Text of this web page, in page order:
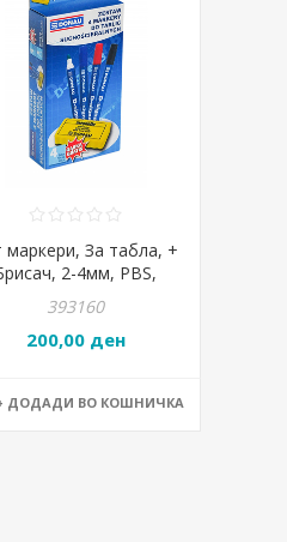
маркери, За табла, +
2-4мм, PBS,
Микс бои
393160
200,00 ден
ДОДАДИ ВО КОШНИЧКА